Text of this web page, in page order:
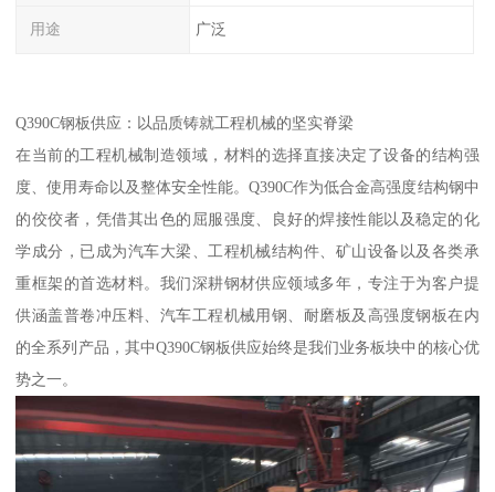
用途 广泛
Q390C钢板供应：以品质铸就工程机械的坚实脊梁
在当前的工程机械制造领域，材料的选择直接决定了设备的结构强
度、使用寿命以及整体安全性能。Q390C作为低合金高强度结构钢中
的佼佼者，凭借其出色的屈服强度、良好的焊接性能以及稳定的化
学成分，已成为汽车大梁、工程机械结构件、矿山设备以及各类承
重框架的首选材料。我们深耕钢材供应领域多年，专注于为客户提
供涵盖普卷冲压料、汽车工程机械用钢、耐磨板及高强度钢板在内
的全系列产品，其中Q390C钢板供应始终是我们业务板块中的核心优
势之一。